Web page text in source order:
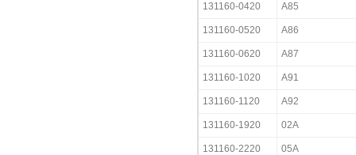
131160-0420 A85
131160-0520 A86
131160-0620 A87
131160-1020 A91
131160-1120 A92
131160-1920 02A
131160-2220 05A